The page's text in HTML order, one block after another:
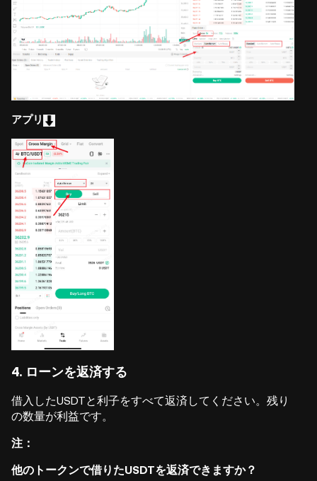
アプリ
4. ローンを返済する
借入したUSDTと利子をすべて返済してください。残り
の数量が利益です。
注：
他のトークンで借りたUSDTを返済できますか？